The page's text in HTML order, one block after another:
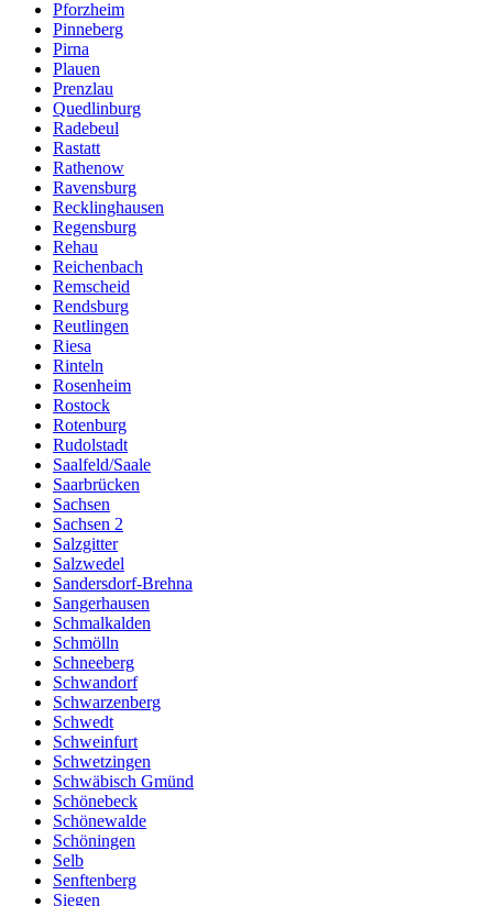
Pforzheim
Pinneberg
Pirna
Plauen
Prenzlau
Quedlinburg
Radebeul
Rastatt
Rathenow
Ravensburg
Recklinghausen
Regensburg
Rehau
Reichenbach
Remscheid
Rendsburg
Reutlingen
Riesa
Rinteln
Rosenheim
Rostock
Rotenburg
Rudolstadt
Saalfeld/Saale
Saarbrücken
Sachsen
Sachsen 2
Salzgitter
Salzwedel
Sandersdorf-Brehna
Sangerhausen
Schmalkalden
Schmölln
Schneeberg
Schwandorf
Schwarzenberg
Schwedt
Schweinfurt
Schwetzingen
Schwäbisch Gmünd
Schönebeck
Schönewalde
Schöningen
Selb
Senftenberg
Siegen